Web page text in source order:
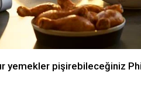
yemekler pişirebileceğiniz